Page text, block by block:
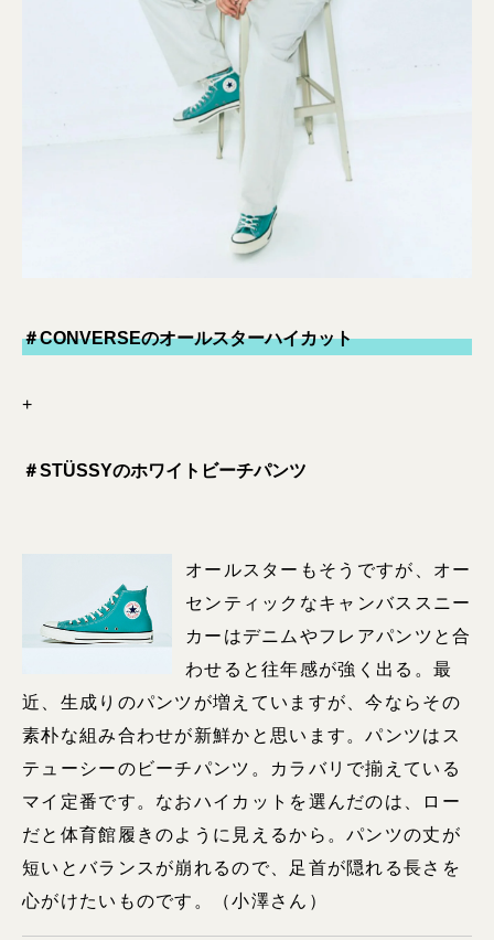
＃CONVERSEのオールスターハイカット
+
＃STÜSSYのホワイトビーチパンツ
オールスターもそうですが、オー
センティックなキャンバススニー
カーはデニムやフレアパンツと合
わせると往年感が強く出る。最
近、生成りのパンツが増えていますが、今ならその
素朴な組み合わせが新鮮かと思います。パンツはス
テューシーのビーチパンツ。カラバリで揃えている
マイ定番です。なおハイカットを選んだのは、ロー
だと体育館履きのように見えるから。パンツの丈が
短いとバランスが崩れるので、足首が隠れる長さを
心がけたいものです。（小澤さん）